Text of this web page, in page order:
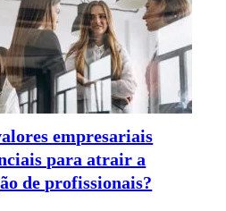
empresariais
para atrair a
de profissionais?